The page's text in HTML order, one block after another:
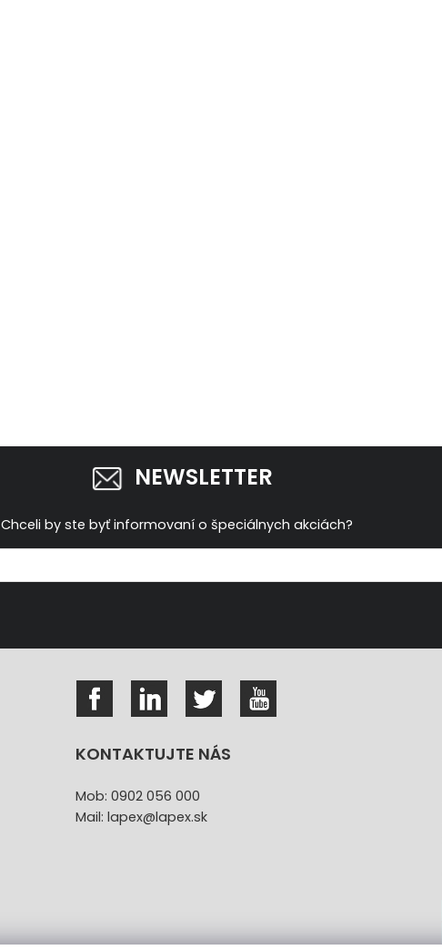
NEWSLETTER
Chceli by ste byť informovaní o špeciálnych akciách?
KONTAKTUJTE NÁS
Mob: 0902 056 000
Mail: lapex@lapex.sk